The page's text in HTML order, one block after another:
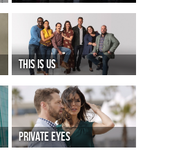
THIS IS US
PRIVATE EYES